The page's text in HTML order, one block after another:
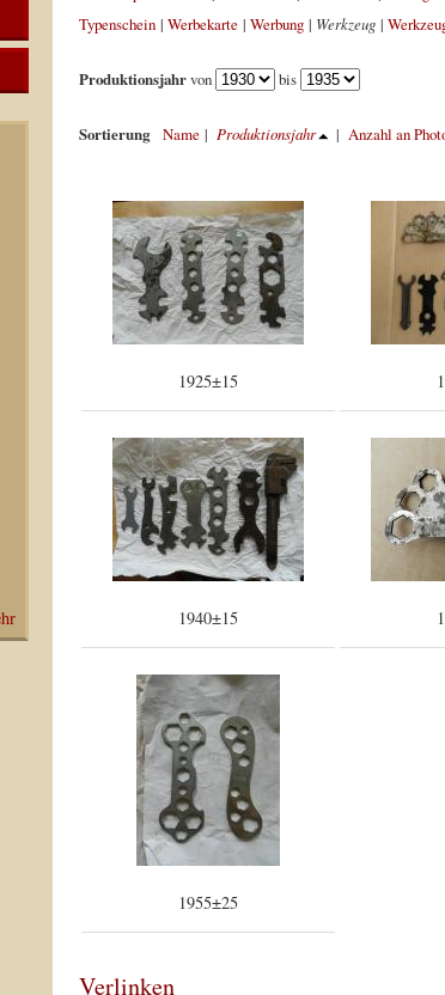
Typenschein| Werbekarte| Werbung| Werkzeug|
Produktionsjahrvon bis
Sortierung Name| Produktionsjahr | Anzahl an
1925±15
1940±15
1955±25
Verlinken